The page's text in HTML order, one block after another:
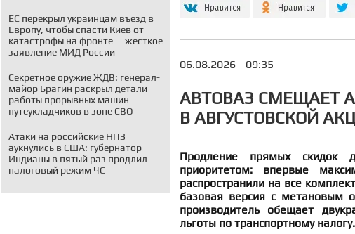
ЕС перекрыл украинцам въезд в
Европу, чтобы спасти Киев от
катастрофы на фронте — жесткое
заявление МИД России
Секретное оружие ЖДВ: генерал-
майор Брагин раскрыл детали
работы прорывных машин-
путеукладчиков в зоне СВО
Атаки на российские НПЗ
аукнулись в США: губернатор
Индианы в пятый раз продлил
налоговый режим ЧС
06.08.2026 - 09:35
АВТОВАЗ СМЕЩАЕТ
В АВГУСТОВСКОЙ
Продление прямых скидок
приоритетом: впервые
распространили на все
базовая версия с метановым
производитель обещает
льготы по транспортному налогу.